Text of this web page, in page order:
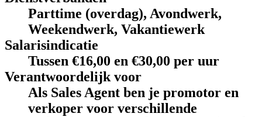
Parttime (overdag), Avondwerk,
Weekendwerk, Vakantiewerk
Salarisindicatie
Tussen €16,00 en €30,00 per uur
Verantwoordelijk voor
Als Sales Agent ben je promotor en
verkoper voor verschillende